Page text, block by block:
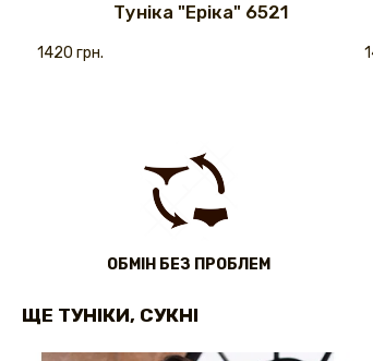
Туніка "Еріка" 6521
1420 грн.
ОБМІН БЕЗ ПРОБЛЕМ
ЩЕ ТУНІКИ, СУКНІ